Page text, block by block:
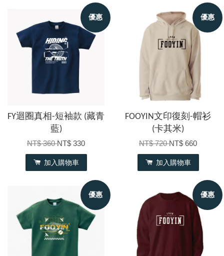
優惠
FY迴圈真相-短袖款 (藏青
藍)
NT$ 360NT$ 330
加入購物車
優惠
FOOYIN文印復刻-帽衫
(卡其米)
NT$ 720NT$ 660
加入購物車
優惠 優惠